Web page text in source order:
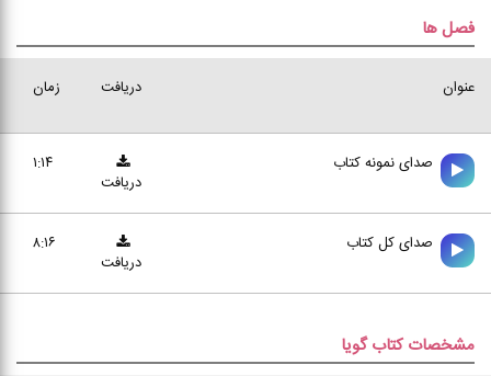
فصل ها
عنوان زمان دریافت
صدای نمونه کتاب
۱:۱۴
دریافت
صدای کل کتاب
۸:۱۶
دریافت
مشخصات کتاب گویا